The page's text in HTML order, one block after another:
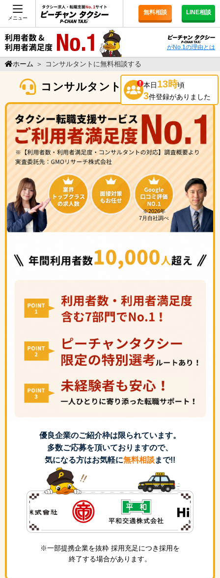
メニュー
無料相談 LINE相談
がNo.1の理由とは
ホーム ＞ コンサルタントに無料相談する
コンサルタントに無料相談する
※2026年
7月自社調べ
優良企業のご紹介枠は限られています。
多数ご応募を頂いておりますので、
気になる方はお気軽に無料相談まで!!
※一部提携企業を抜粋 採用充足につき採用を
終了する場合があります。
本日13時頃
3件登録がありました